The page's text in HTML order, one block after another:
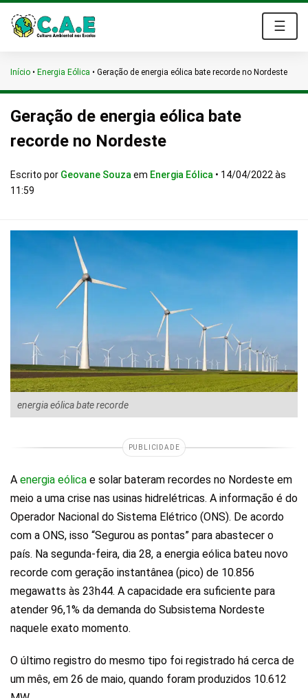
☰
Início • Energia Eólica • Geração de energia eólica bate recorde no Nordeste
Geração de energia eólica bate
recorde no Nordeste
Escrito por Geovane Souza em Energia Eólica • 14/04/2022 às
11:59
energia eólica bate recorde
PUBLICIDADE
A energia eólica e solar bateram recordes no Nordeste em
meio a uma crise nas usinas hidrelétricas. A informação é do
Operador Nacional do Sistema Elétrico (ONS). De acordo
com a ONS, isso “Segurou as pontas” para abastecer o
país. Na segunda-feira, dia 28, a energia eólica bateu novo
recorde com geração instantânea (pico) de 10.856
megawatts às 23h44. A capacidade era suficiente para
atender 96,1% da demanda do Subsistema Nordeste
naquele exato momento.
O último registro do mesmo tipo foi registrado há cerca de
um mês, em 26 de maio, quando foram produzidos 10.612